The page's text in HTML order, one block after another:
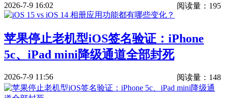
2026-7-9 16:02 阅读量：195
苹果停止老机型iOS签名验证：iPhone
5c、iPad mini降级通道全部封死
2026-7-9 11:56 阅读量：148